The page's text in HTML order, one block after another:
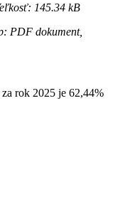
145.34 kB
PDF dokument,
rok 2025 je 62,44%